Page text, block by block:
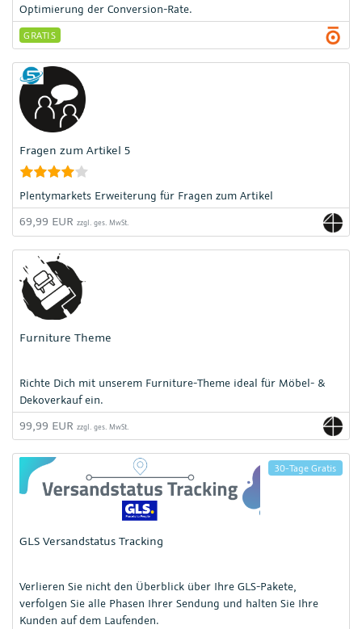
Optimierung der Conversion-Rate.
GRATIS
Fragen zum Artikel 5
Plentymarkets Erweiterung für Fragen zum Artikel
69,99 EUR zzgl. ges. MwSt.
Furniture Theme
Richte Dich mit unserem Furniture-Theme ideal für Möbel- &
Dekoverkauf ein.
99,99 EUR zzgl. ges. MwSt.
30-Tage Gratis
GLS Versandstatus Tracking
Verlieren Sie nicht den Überblick über Ihre GLS-Pakete,
verfolgen Sie alle Phasen Ihrer Sendung und halten Sie Ihre
Kunden auf dem Laufenden.